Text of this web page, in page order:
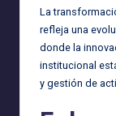
La
refleja una
donde la
institucional
y gestión de